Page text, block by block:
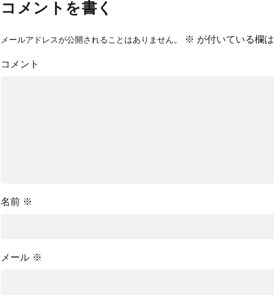
コメントを書く
メールアドレスが公開されることはありません。 ※ が付いている欄
コメント
名前 ※
メール ※